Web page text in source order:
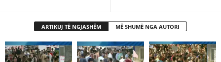
ARTIKUJ TË NGJASHËM MË SHUMË NGA AUTORI